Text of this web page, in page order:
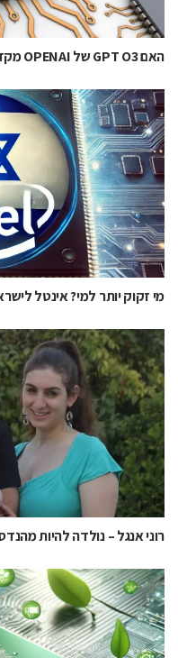
האם GPT O3 של OPENAI מקדם אותנו לבינה מלאכותית כללית?
מי זקוק יותר למי? אינטל
רוני אנגל – נולדה להיות